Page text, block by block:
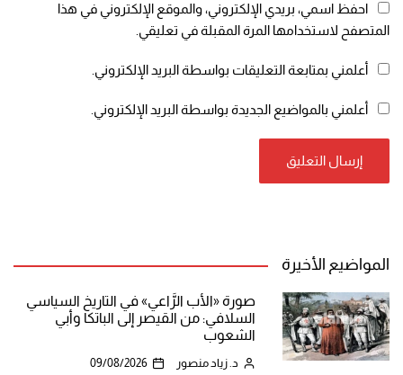
احفظ اسمي، بريدي الإلكتروني، والموقع الإلكتروني في هذا
المتصفح لاستخدامها المرة المقبلة في تعليقي.
أعلمني بمتابعة التعليقات بواسطة البريد الإلكتروني.
أعلمني بالمواضيع الجديدة بواسطة البريد الإلكتروني.
المواضيع الأخيرة
صورة «الأب الرَّاعي» في التاريخ السياسي
السلافي: من القيصر إلى الباتكا وأبي
الشعوب
د. زياد منصور 09/08/2026